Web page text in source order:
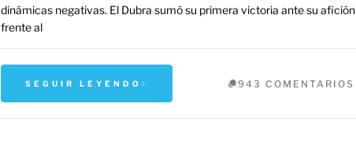
dinámicas negativas. El Dubra sumó su primera victoria ante su afición
frente al
SEGUIR LEYENDO 943 COMENTARIOS